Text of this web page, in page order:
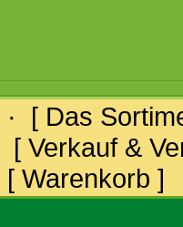
· [ Das
[ Verkauf &
[ Warenkorb ]